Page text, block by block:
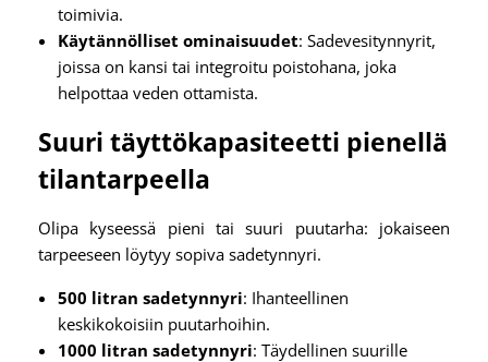
toimivia.
Käytännölliset ominaisuudet: Sadevesitynnyrit,
joissa on kansi tai integroitu poistohana, joka
helpottaa veden ottamista.
Suuri täyttökapasiteetti pienellä
tilantarpeella
Olipa kyseessä pieni tai suuri puutarha: jokaiseen
tarpeeseen löytyy sopiva sadetynnyri.
500 litran sadetynnyri: Ihanteellinen
keskikokoisiin puutarhoihin.
1000 litran sadetynnyri: Täydellinen suurille